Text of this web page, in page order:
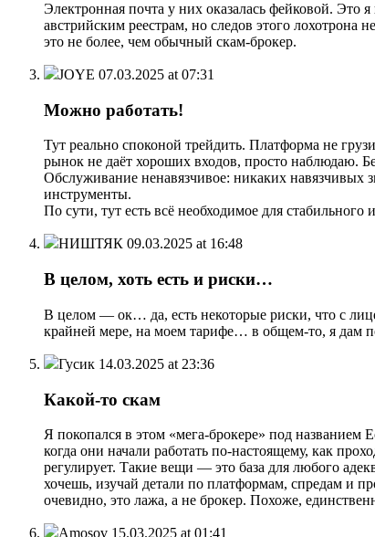
Электронная почта у них оказалась фейковой. Это
австрийским реестрам, но следов этого лохотрона
это не более, чем обычный скам-брокер.
JOYE 07.03.2025 at 07:31
Можно работать!
Тут реально споконой трейдить. Платформа не
рынок не даёт хороших входов, просто наблюдаю.
Обслуживание ненавязчивое: никаких навязчивых
инструменты.
По сути, тут есть всё необходимое для
НИШТЯК 09.03.2025 at 16:48
В целом, хоть есть и риски…
В целом — ок… да, есть некоторые риски, что с
крайней мере, на моем тарифе… в общем-то, я дам
Гусик 14.03.2025 at 23:36
Какой-то скам
Я покопался в этом «мега-брокере» под
когда они начали работать по-настоящему, как
регулирует. Такие вещи — это база для любого
хочешь, изучай детали по платформам, спредам и
очевидно, это лажа, а не брокер. Похоже,
Amosov 15.03.2025 at 01:41